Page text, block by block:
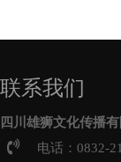
联系我们
四川雄狮文化传播有
电话：0832-